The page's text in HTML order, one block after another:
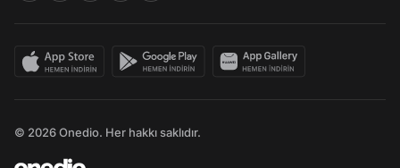
© 2026 Onedio. Her hakkı saklıdır.